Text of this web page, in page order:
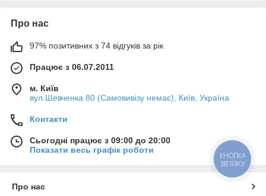
Про нас
97% позитивних з 74 відгуків за рік
Працює з 06.07.2011
м. Київ
вул.Шевченка 80 (Самовивізу немає), Київ, Україна
Контакти
Сьогодні працює з 09:00 до 20:00
Показати весь графік роботи
Про нас
КНОПКА
ЗВ'ЯЗКУ